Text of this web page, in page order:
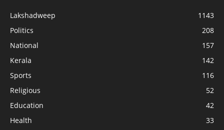
Lakshadweep
1143
Politics
208
National
157
Kerala
142
Sports
116
Religious
52
Education
42
Health
33